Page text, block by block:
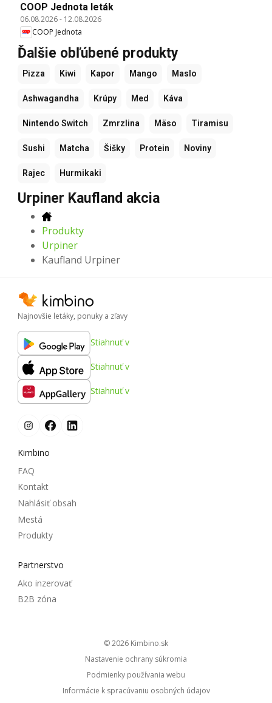
COOP Jednota leták
06.08.2026- 12.08.2026
COOP Jednota
Ďalšie obľúbené produkty
Pizza Kiwi Kapor Mango Maslo
Ashwagandha Krúpy Med Káva
Nintendo Switch Zmrzlina Mäso Tiramisu
Sushi Matcha Šišky Protein Noviny
Rajec Hurmikaki
Urpiner Kaufland akcia
Produkty
Urpiner
Kaufland Urpiner
Najnovšie letáky, ponuky a zľavy
Stiahnuť v
Stiahnuť v
Stiahnuť v
Kimbino
FAQ
Kontakt
Nahlásiť obsah
Mestá
Produkty
Partnerstvo
Ako inzerovať
B2B zóna
© 2026
kimbino.sk
Nastavenie ochrany súkromia
Podmienky používania webu
Informácie k spracúvaniu osobných údajov